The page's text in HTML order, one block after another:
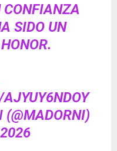
CONFIANZA
SIDO UN
(@MADORNI)